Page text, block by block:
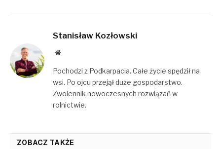
Stanisław Kozłowski
Website
Pochodzi z Podkarpacia. Całe życie spędził na
wsi. Po ojcu przejął duże gospodarstwo.
Zwolennik nowoczesnych rozwiązań w
rolnictwie.
ZOBACZ TAKŻE